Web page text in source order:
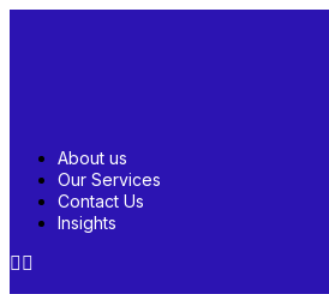
About us
Our Services
Contact Us
Insights